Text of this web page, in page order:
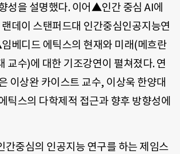
성을 설명했다. 이어▲인간 중심 AI에
데이 스탠퍼드대 인간중심인공지능연
베디드 에틱스의 현재와 미래(메흐란
교수)에 대한 기조강연이 펼쳐졌다. 연
이상완 카이스트 교수, 이상욱 한양대
틱스의 다학제적 접근과 향후 방향성에
간중심의 인공지능 연구를 하는 제임스